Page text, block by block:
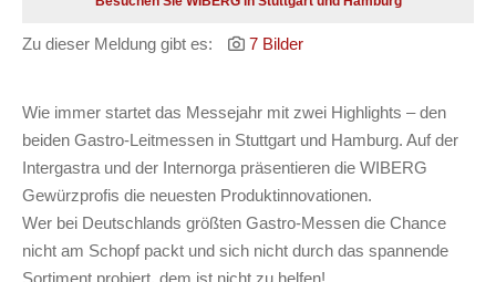
Zu dieser Meldung gibt es: 7 Bilder
Wie immer startet das Messejahr mit zwei Highlights – den
beiden Gastro-Leitmessen in Stuttgart und Hamburg. Auf der
Intergastra und der Internorga präsentieren die WIBERG
Gewürzprofis die neuesten Produktinnovationen.
Wer bei Deutschlands größten Gastro-Messen die Chance
nicht am Schopf packt und sich nicht durch das spannende
Sortiment probiert, dem ist nicht zu helfen!